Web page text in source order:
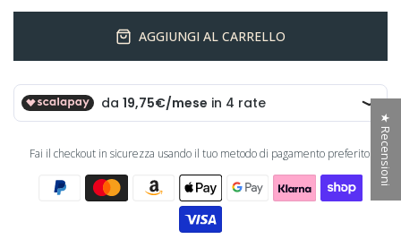
AGGIUNGI AL CARRELLO
Fai il checkout in sicurezza usando il tuo metodo di pagamento preferito: ★ Recensioni